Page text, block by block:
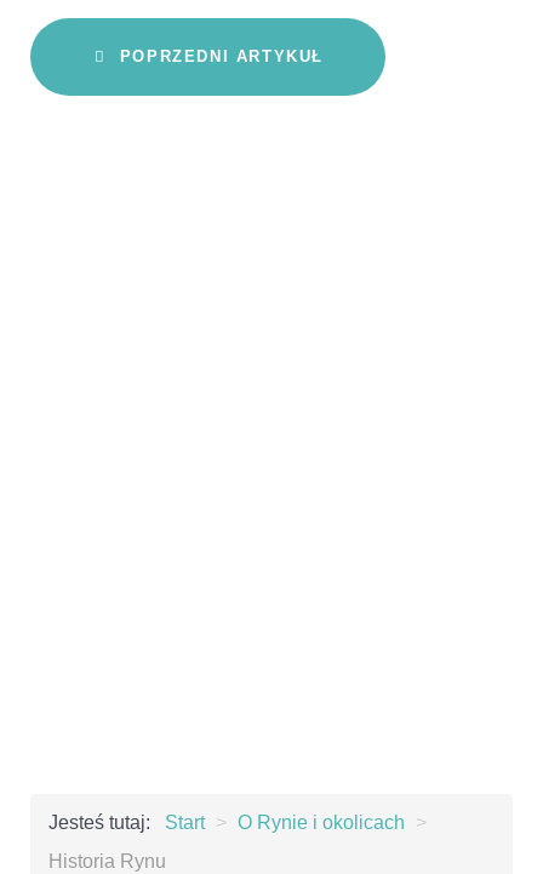
POPRZEDNI ARTYKUŁ
Jesteś tutaj: Start > O Rynie i okolicach
>
Historia Rynu